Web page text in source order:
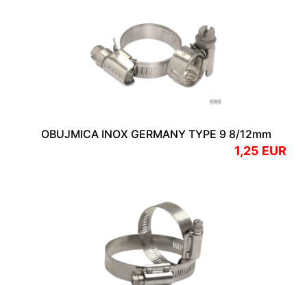
OBUJMICA INOX GERMANY TYPE 9 8/12mm
1,25 EUR